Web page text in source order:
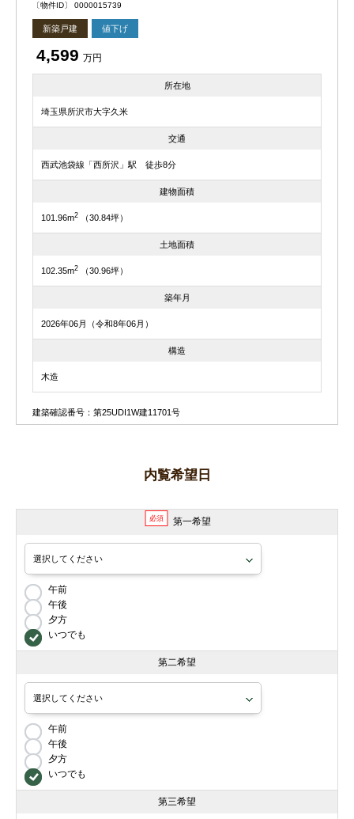
〔物件ID〕 0000015739
新築戸建 値下げ
4,599 万円
所在地
埼玉県所沢市大字久米
交通
西武池袋線「西所沢」駅 徒歩8分
建物面積
101.96m2 （30.84坪）
土地面積
102.35m2 （30.96坪）
築年月
2026年06月（令和8年06月）
構造
木造
建築確認番号：第25UDI1W建11701号
内覧希望日
必須 第一希望
午前
午後
夕方
いつでも
第二希望
午前
午後
夕方
いつでも
第三希望